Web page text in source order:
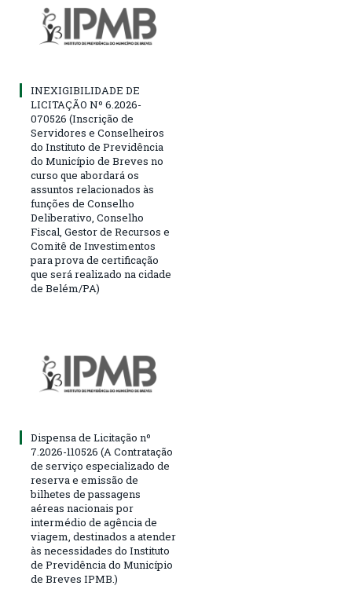
INEXIGIBILIDADE DE
LICITAÇÃO Nº 6.2026-
070526 (Inscrição de
Servidores e Conselheiros
do Instituto de Previdência
do Município de Breves no
curso que abordará os
assuntos relacionados às
funções de Conselho
Deliberativo, Conselho
Fiscal, Gestor de Recursos e
Comitê de Investimentos
para prova de certificação
que será realizado na cidade
de Belém/PA)
Dispensa de Licitação nº
7.2026-110526 (A Contratação
de serviço especializado de
reserva e emissão de
bilhetes de passagens
aéreas nacionais por
intermédio de agência de
viagem, destinados a atender
às necessidades do Instituto
de Previdência do Município
de Breves IPMB.)